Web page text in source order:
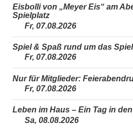
Eisbolli von „Meyer Eis“ am
Spielplatz
Fr, 07.08.2026
Spiel & Spaß rund um das
Fr, 07.08.2026
Nur für Mitglieder:
Fr, 07.08.2026
Leben im Haus – Ein Tag in
Sa, 08.08.2026